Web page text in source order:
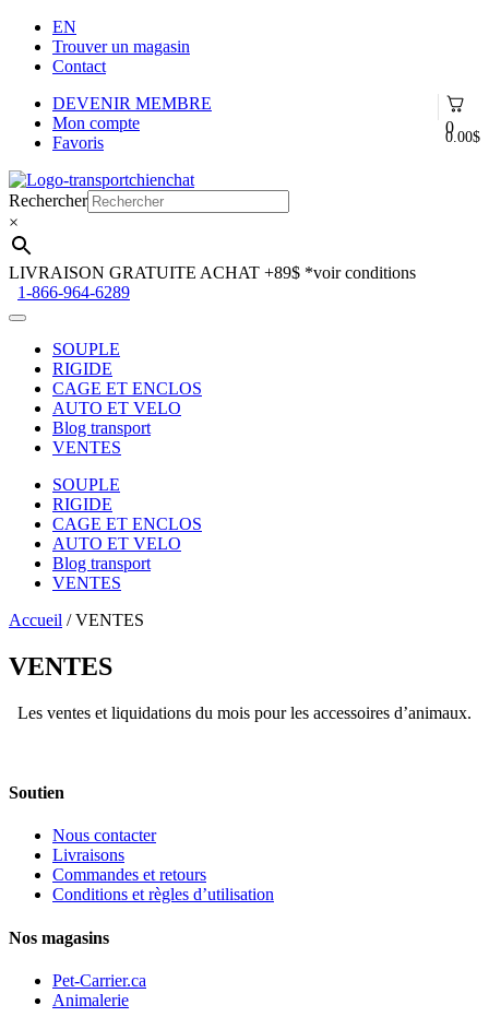
EN
Trouver un magasin
Contact
0
0.00$
DEVENIR MEMBRE
Mon compte
Favoris
Aller
à
la
navigation
Aller
au
contenu
Rechercher
×
LIVRAISON GRATUITE ACHAT +89$ *voir conditions
1-866-964-6289
SOUPLE
RIGIDE
CAGE ET ENCLOS
AUTO ET VELO
Blog transport
VENTES
SOUPLE
RIGIDE
CAGE ET ENCLOS
AUTO ET VELO
Blog transport
VENTES
Accueil /VENTES
VENTES
Les ventes et liquidations du mois pour les accessoires d’animaux.
Soutien
Nous contacter
Livraisons
Commandes et retours
Conditions et règles d’utilisation
Nos magasins
Pet-Carrier.ca
Animalerie